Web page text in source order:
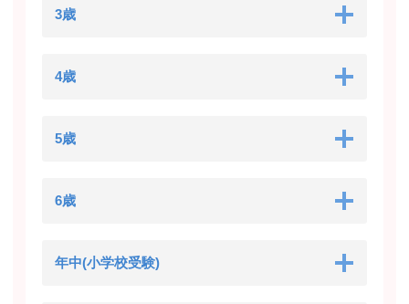
3歳
4歳
5歳
6歳
年中(小学校受験)